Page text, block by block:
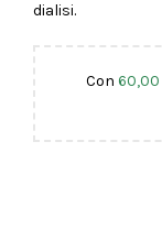
dialisi.
Con 60,00